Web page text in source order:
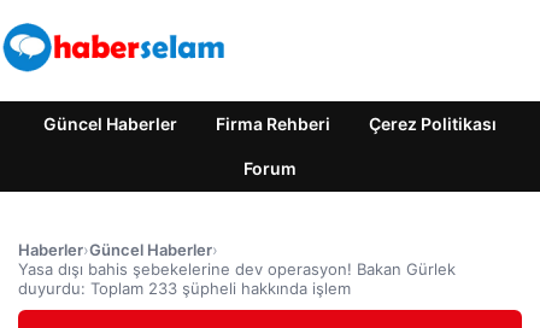
Güncel Haberler Firma Rehberi Çerez Politikası
Forum
Haberler›Güncel Haberler›
Yasa dışı bahis şebekelerine dev operasyon! Bakan Gürlek
duyurdu: Toplam 233 şüpheli hakkında işlem